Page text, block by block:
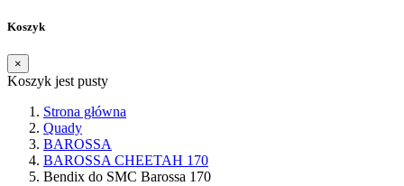
Koszyk
×
Koszyk jest pusty
Strona główna
Quady
BAROSSA
BAROSSA CHEETAH 170
Bendix do SMC Barossa 170